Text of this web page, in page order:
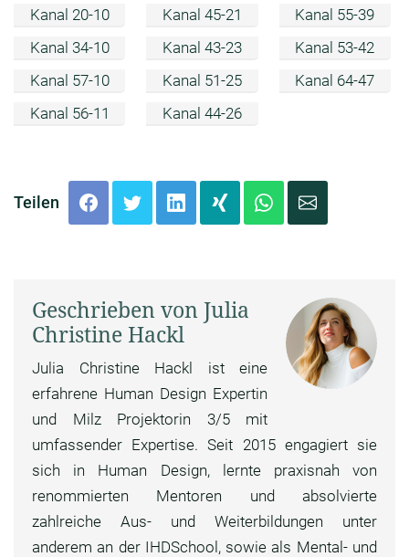
Kanal 20-10
Kanal 34-10
Kanal 57-10
Kanal 56-11
Kanal 45-21
Kanal 43-23
Kanal 51-25
Kanal 44-26
Kanal 55-39
Kanal 53-42
Kanal 64-47
Teilen
Geschrieben von Julia
Christine Hackl
Julia Christine Hackl ist eine
erfahrene Human Design Expertin
und Milz Projektorin 3/5 mit
umfassender Expertise. Seit 2015 engagiert sie
sich in Human Design, lernte praxisnah von
renommierten Mentoren und absolvierte
zahlreiche Aus- und Weiterbildungen unter
anderem an der IHDSchool, sowie als Mental- und